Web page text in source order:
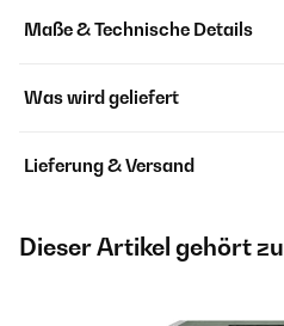
Maße & Technische Details
Was wird geliefert
Lieferung & Versand
Dieser Artikel gehört zu